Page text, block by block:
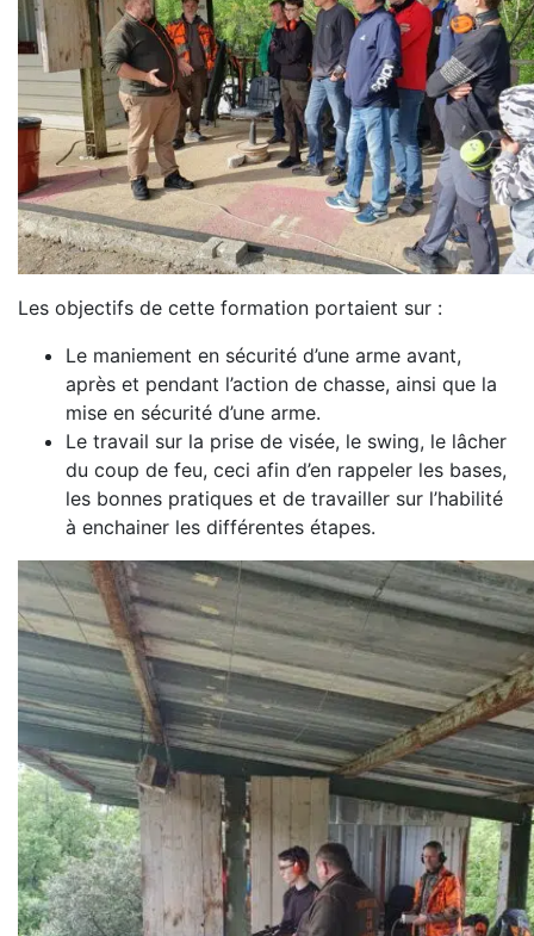
Les objectifs de cette formation portaient sur :
Le maniement en sécurité d’une arme avant,
après et pendant l’action de chasse, ainsi que la
mise en sécurité d’une arme.
Le travail sur la prise de visée, le swing, le lâcher
du coup de feu, ceci afin d’en rappeler les bases,
les bonnes pratiques et de travailler sur l’habilité
à enchainer les différentes étapes.